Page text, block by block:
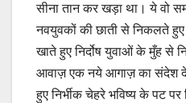
सीना तान कर खड़ा था। ये वो
नवयुवकों की छाती से निकलते
खाते हुए निर्दोष युवाओं के मुँह से
आवाज़ एक नये आगाज़ का संदेश
हुए निर्भीक चेहरे भविष्य के पट